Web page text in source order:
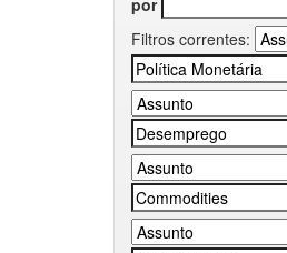
Filtros correntes: